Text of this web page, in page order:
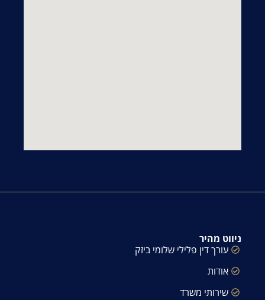
ניווט מהיר
עורך דין פלילי שלומי ביזק
אודות
שירותי משרד